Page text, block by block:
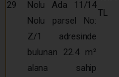
29
Nolu Ada 11/14
Nolu parsel No:
Z/1 adresinde
bulunan 22.4 m²
alana sahip
TL